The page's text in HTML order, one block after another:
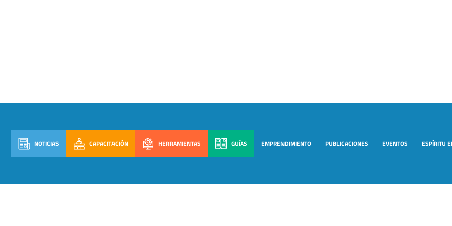
NOTICIAS CAPACITACIÓN HERRAMIENTAS GUÍAS EMPRENDIMIENTO PUBLICACIONES EVENTOS ESPÍRITU